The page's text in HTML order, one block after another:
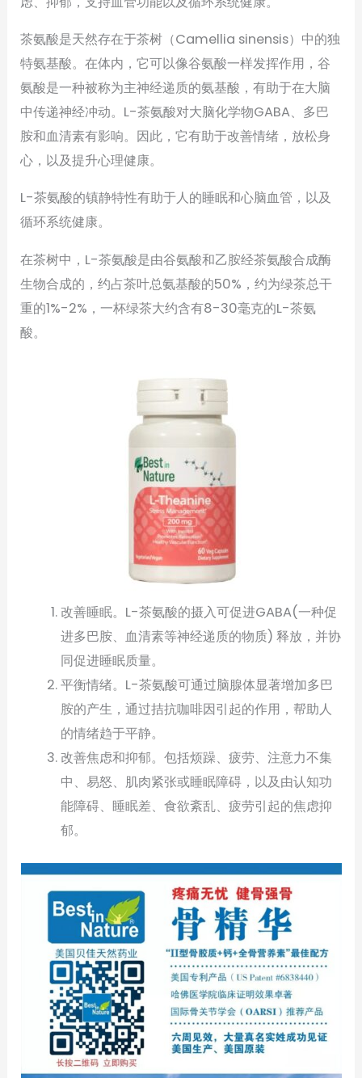
茶氨酸是天然存在于茶树（Camellia sinensis）中的独
特氨基酸。在体内，它可以像谷氨酸一样发挥作用，谷
氨酸是一种被称为主神经递质的氨基酸，有助于在大脑
中传递神经冲动。L-茶氨酸对大脑化学物GABA、多巴
胺和血清素有影响。因此，它有助于改善情绪，放松身
心，以及提升心理健康。
L-茶氨酸的镇静特性有助于人的睡眠和心脑血管，以及
循环系统健康。
在茶树中，L-茶氨酸是由谷氨酸和乙胺经茶氨酸合成酶
生物合成的，约占茶叶总氨基酸的50%，约为绿茶总干
重的1%-2%，一杯绿茶大约含有8-30毫克的L-茶氨
酸。
改善睡眠。L-茶氨酸的摄入可促进GABA(一种促
进多巴胺、血清素等神经递质的物质) 释放，并协
同促进睡眠质量。
平衡情绪。L-茶氨酸可通过脑腺体显著增加多巴
胺的产生，通过拮抗咖啡因引起的作用，帮助人
的情绪趋于平静。
改善焦虑和抑郁。包括烦躁、疲劳、注意力不集
中、易怒、肌肉紧张或睡眠障碍，以及由认知功
能障碍、睡眠差、食欲紊乱、疲劳引起的焦虑抑
郁。